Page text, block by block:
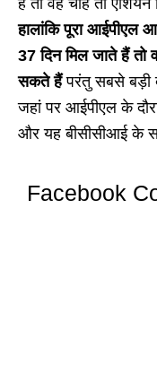
है तो वह चाहे तो
हालांकि पूरा आईपीएल
37 दिन मिल जाते हैं
सकते हैंपरंतु सबसे बड़ी
जहां पर आईपीएल के
और यह बीसीसीआई के
Facebook